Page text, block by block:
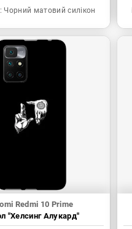
Чорний матовий силікон
Redmi 10 Prime
"Хелсинг Алукард"